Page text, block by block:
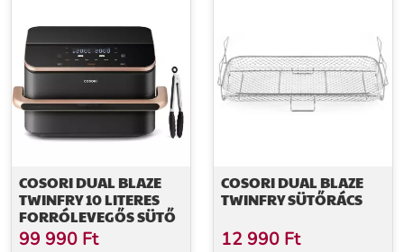
COSORI DUAL BLAZE
TWINFRY 10 LITERES
FORRÓLEVEGŐS SÜTŐ
99 990 Ft
COSORI DUAL BLAZE
TWINFRY SÜTŐRÁCS
12 990 Ft